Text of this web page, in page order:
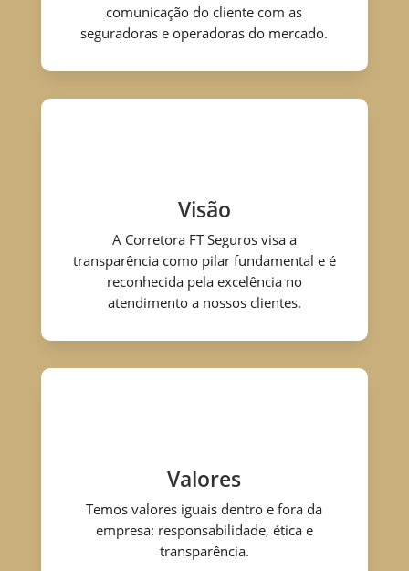
comunicação do cliente com as
seguradoras e operadoras do mercado.
Visão
A Corretora FT Seguros visa a
transparência como pilar fundamental e é
reconhecida pela excelência no
atendimento a nossos clientes.
Valores
Temos valores iguais dentro e fora da
empresa: responsabilidade, ética e
transparência.